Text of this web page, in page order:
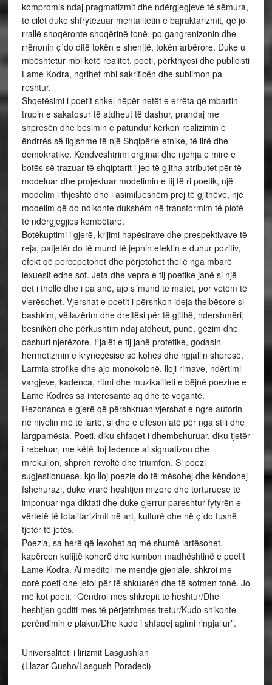
kompromis ndaj pragmatizmit dhe ndërgjegjeve të sëmura,
të cilët duke shfrytëzuar mentalitetin e bajraktarizmit, që jo
rrallë shoqëronte shoqërinë tonë, po gangrenizonin dhe
rrënonin ç´do ditë tokën e shenjtë, tokën arbërore. Duke u
mbështetur mbi këtë realitet, poeti, përkthyesi dhe publicisti
Lame Kodra, ngrihet mbi sakrificën dhe sublimon pa
reshtur.
Shqetësimi i poetit shkel nëpër netët e errëta që mbartin
trupin e sakatosur të atdheut të dashur, prandaj me
shpresën dhe besimin e patundur kërkon realizimin e
ëndrrës së ligjshme të një Shqipërie etnike, të lirë dhe
demokratike. Këndvështrimi orgjinal dhe njohja e mirë e
botës së trazuar të shqiptarit i jep të gjitha atributet për të
modeluar dhe projektuar modelimin e tij të ri poetik, një
modelim i thjeshtë dhe i asimilueshëm prej të gjithëve, një
modelim që do ndikonte dukshëm në transformim të plotë
të ndërgjegjies kombëtare.
Botëkuptimi i gjerë, krijimi hapësirave dhe prespektivave të
reja, patjetër do të mund të jepnin efektin e duhur pozitiv,
efekt që percepetohet dhe përjetohet thellë nga mbarë
lexuesit edhe sot. Jeta dhe vepra e tij poetike janë si një
det i thellë dhe i pa anë, ajo s´mund të matet, por vetëm të
vlerësohet. Vjershat e poetit i përshkon ideja thelbësore si
bashkim, vëllazërim dhe drejtësi për të gjithë, ndershmëri,
besnikëri dhe përkushtim ndaj atdheut, punë, gëzim dhe
dashuri njerëzore. Fjalët e tij janë profetike, godasin
hermetizmin e kryneçësisë së kohës dhe ngjallin shpresë.
Larmia strofike dhe ajo monokolonë, lloji rimave, ndërtimi
vargjeve, kadenca, ritmi dhe muzikaliteti e bëjnë poezine e
Lame Kodrës sa interesante aq dhe të veçantë.
Rezonanca e gjerë që përshkruan vjershat e ngre autorin
në nivelin më të lartë, si dhe e cilëson atë për nga stili dhe
largpamësia. Poeti, diku shfaqet i dhembshuruar, diku tjetër
i rebeluar, me këtë lloj tedence ai sigmatizon dhe
mrekullon, shpreh revoltë dhe triumfon. Si poezi
sugjestionuese, kjo lloj poezie do të mësohej dhe këndohej
fshehurazi, duke vrarë heshtjen mizore dhe torturuese të
imponuar nga diktati dhe duke çjerrur pareshtur fytyrën e
vërtetë të totalitarizimit në art, kulturë dhe në ç´do fushë
tjetër të jetës.
Poezia, sa herë që lexohet aq më shumë lartësohet,
kapërcen kufijtë kohorë dhe kumbon madhështinë e poetit
Lame Kodra. Ai meditoi me mendje gjeniale, shkroi me
dorë poeti dhe jetoi për të shkuarën dhe të sotmen tonë. Jo
më kot poeti: “Qëndroi mes shkrepit të heshtur/Dhe
heshtjen goditi mes të përjetshmes tretur/Kudo shikonte
perëndimin e plakur/Dhe kudo i shfaqej agimi ringjallur”.
Universaliteti i lirizmit Lasgushian
(Llazar Gusho/Lasgush Poradeci)